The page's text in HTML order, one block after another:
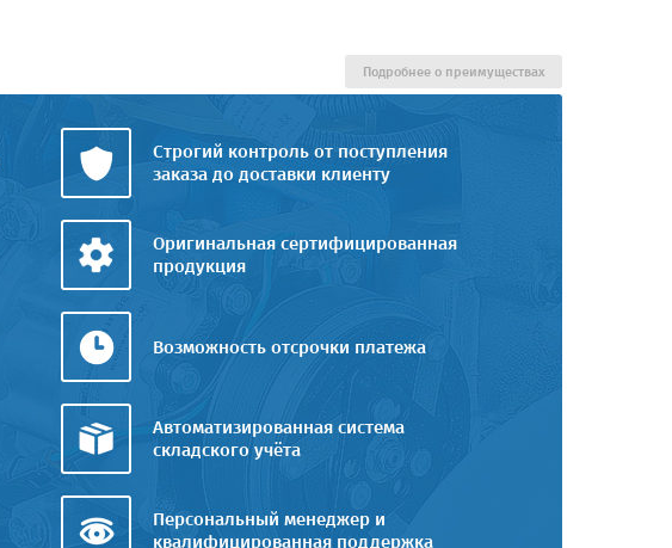
Строгий контроль от поступления
заказа до доставки клиенту
Оригинальная сертифицированная
продукция
Возможность отсрочки платежа
Автоматизированная система
складского учёта
Персональный менеджер и
квалифицированная поддержка
Подробнее о преимуществах